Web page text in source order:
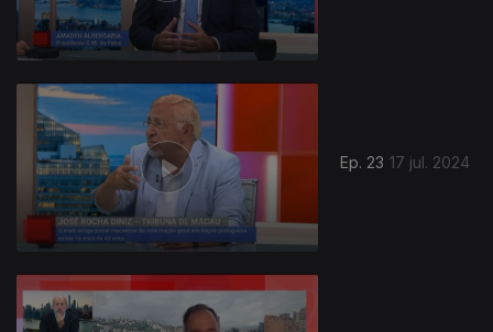
Ep. 23 17 jul. 2024
782588